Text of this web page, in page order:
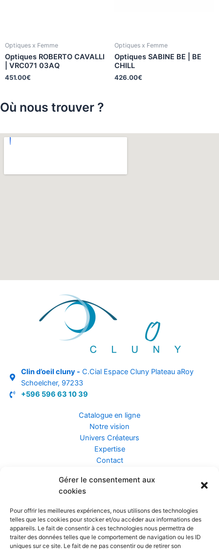
Gérer le consentement aux
cookies
Pour offrir les meilleures expériences, nous utilisons des technologies
telles que les cookies pour stocker et/ou accéder aux informations des
appareils. Le fait de consentir à ces technologies nous permettra de
traiter des données telles que le comportement de navigation ou les ID
uniques sur ce site. Le fait de ne pas consentir ou de retirer son
Optiques x Femme
Optiques ROBERTO CAVALLI
| VRC071 03AQ
451.00€
Optiques x Femme
Optiques SABINE BE | BE
CHILL
426.00€
Où nous trouver ?
Clin d’oeil cluny - C.Cial Espace Cluny Plateau aRoy
Schoelcher, 97233
+596 596 63 10 39
Catalogue en ligne
Notre vision
Univers Créateurs
Expertise
Contact
Assurance ZEN
Confidentialité et Données
Conditions Générales de Vente